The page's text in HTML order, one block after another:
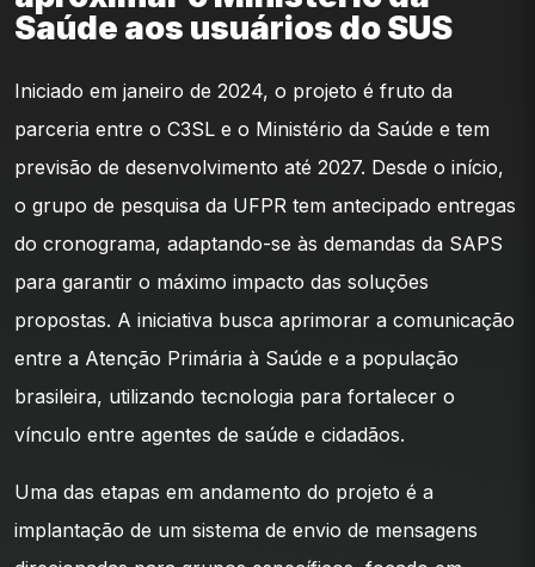
Saúde aos usuários do SUS
Iniciado em janeiro de 2024, o projeto é fruto da
parceria entre o C3SL e o Ministério da Saúde e tem
previsão de desenvolvimento até 2027. Desde o início,
o grupo de pesquisa da UFPR tem antecipado entregas
do cronograma, adaptando-se às demandas da SAPS
para garantir o máximo impacto das soluções
propostas. A iniciativa busca aprimorar a comunicação
entre a Atenção Primária à Saúde e a população
brasileira, utilizando tecnologia para fortalecer o
vínculo entre agentes de saúde e cidadãos.
Uma das etapas em andamento do projeto é a
implantação de um sistema de envio de mensagens